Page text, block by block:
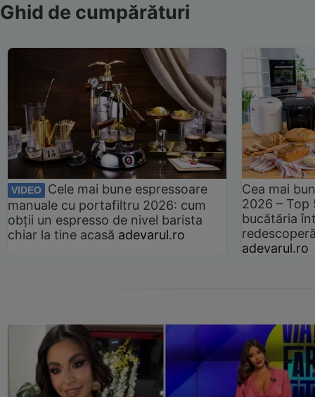
Ghid de cumpărături
VIDEO
Cele mai bune espressoare
manuale cu portafiltru 2026: cum
obții un espresso de nivel barista
chiar la tine acasă adevarul.ro
Cea mai
2026 –
bucătăria
adevarul.ro